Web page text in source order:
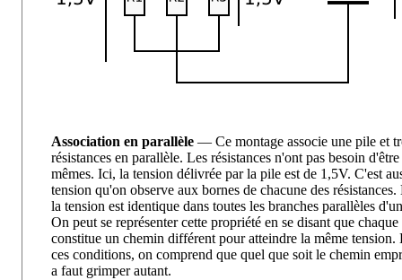
Association en parallèle — Ce montage associe une pile et
résistances en parallèle. Les résistances n'ont pas besoin d'être
mêmes. Ici, la tension délivrée par la pile est de 1,5V. C'est
tension qu'on observe aux bornes de chacune des
la tension est identique dans toutes les branches parallèles
On peut se représenter cette propriété en se disant que
constitue un chemin différent pour atteindre la même tension.
ces conditions, on comprend que quel que soit le chemin
a faut grimper autant.